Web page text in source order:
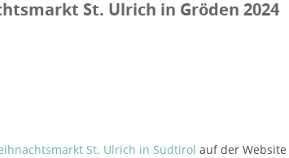
St. Ulrich in Gröden 2024
St. Ulrich in Südtirol auf der Website